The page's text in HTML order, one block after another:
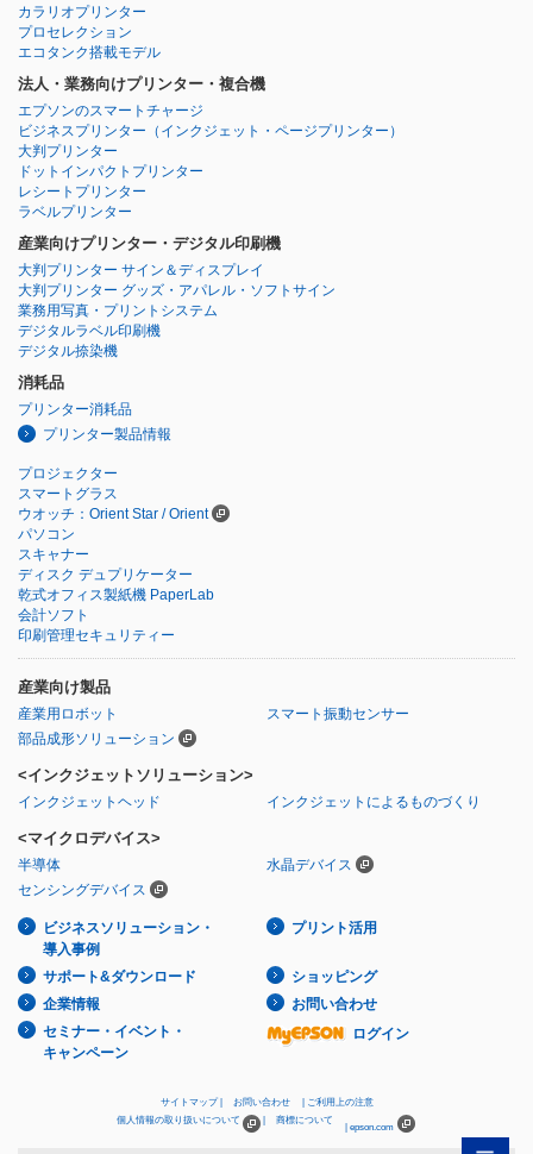
カラリオプリンター
プロセレクション
エコタンク搭載モデル
法人・業務向けプリンター・複合機
エプソンのスマートチャージ
ビジネスプリンター （インクジェット・ページプリンター）
大判プリンター
ドットインパクトプリンター
レシートプリンター
ラベルプリンター
産業向けプリンター・デジタル印刷機
大判プリンター サイン＆ディスプレイ
大判プリンター グッズ・アパレル・ソフトサイン
業務用写真・プリントシステム
デジタルラベル印刷機
デジタル捺染機
消耗品
プリンター消耗品
プリンター製品情報
プロジェクター
スマートグラス
ウオッチ：Orient Star / Orient
パソコン
スキャナー
ディスク デュプリケーター
乾式オフィス製紙機 PaperLab
会計ソフト
印刷管理セキュリティー
産業向け製品
産業用ロボット
スマート振動センサー
部品成形ソリューション
<インクジェットソリューション>
インクジェットヘッド インクジェットによるものづくり
<マイクロデバイス>
半導体
水晶デバイス
センシングデバイス
ビジネスソリューション・
導入事例
プリント活用
サポート&ダウンロード
ショッピング
企業情報
お問い合わせ
セミナー・イベント・
キャンペーン
ログイン
サイトマップ お問い合わせ
ご利用上の注意
個人情報の取り扱いについて
商標について
epson.com